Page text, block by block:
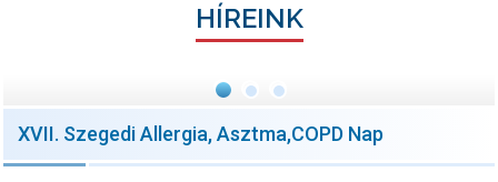
HÍREINK
XVII. Szegedi Allergia, Asztma,COPD Nap